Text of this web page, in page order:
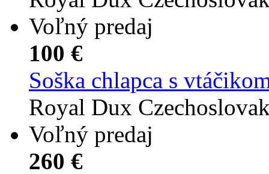
Voľný predaj
100 €
Soška chlapca s
Royal Dux
Voľný predaj
260 €